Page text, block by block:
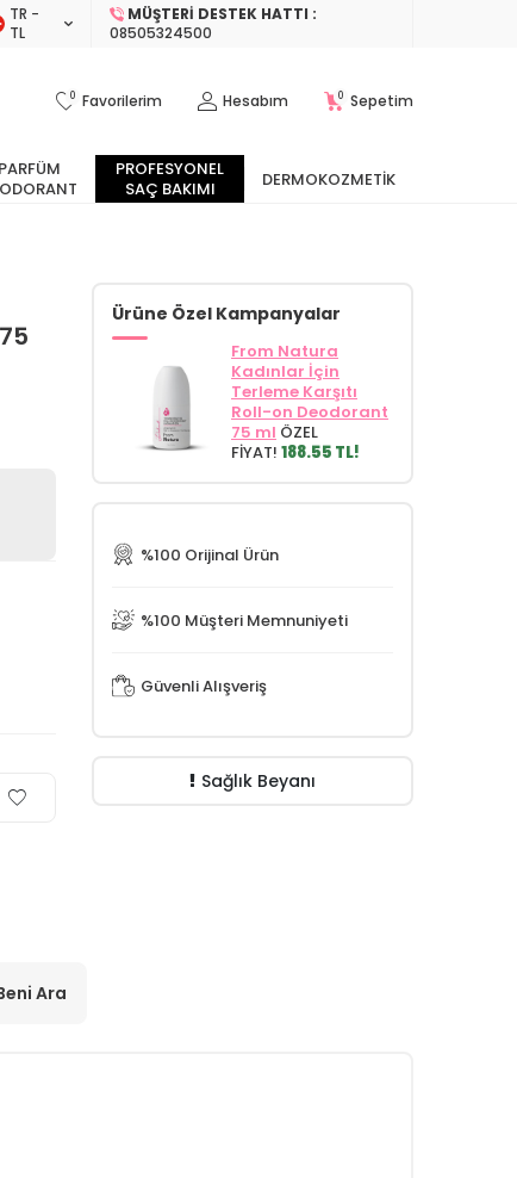
TR −
TL
MÜŞTERI DESTEK HATTI :
08505324500
0 Favorilerim Hesabım 0 Sepetim
PARFÜM
PROFESYONEL
SAÇ BAKIMI
DERMOKOZMETIK
Ürüne Özel Kampanyalar
From Natura
Kadınlar İçin
Terleme Karşıtı
Roll-on Deodorant
75 ml ÖZEL
FİYAT! 188.55 TL!
%100 Orijinal Ürün
%100 Müşteri Memnuniyeti
Güvenli Alışveriş
Sağlık Beyanı
Ara